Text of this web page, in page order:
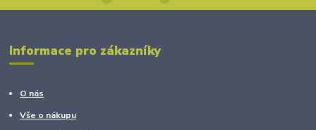
Informace pro zákazníky
O nás
Vše o nákupu